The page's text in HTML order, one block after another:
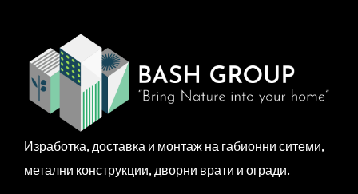
Изработка, доставка и монтаж на габионни ситеми,
метални конструкции, дворни врати и огради.